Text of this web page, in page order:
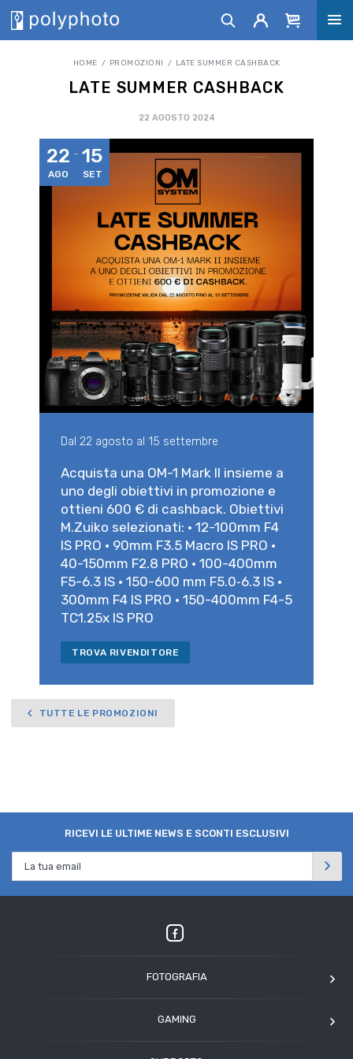
HOME PROMOZIONI LATE SUMMER CASHBACK
LATE SUMMER CASHBACK
22 AGOSTO 2024
22
AGO
15
SET
Dal 22 agosto al 15 settembre
Acquista una OM-1 Mark II insieme a
uno degli obiettivi in promozione e
ottieni 600 € di cashback. Obiettivi
M.Zuiko selezionati: • 12-100mm F4
IS PRO • 90mm F3.5 Macro IS PRO •
40-150mm F2.8 PRO • 100-400mm
F5-6.3 IS • 150-600 mm F5.0‑6.3 IS •
300mm F4 IS PRO • 150-400mm F4-5
TC1.25x IS PRO
TROVA RIVENDITORE
TUTTE LE PROMOZIONI
RICEVI LE ULTIME NEWS E SCONTI ESCLUSIVI
FOTOGRAFIA
GAMING